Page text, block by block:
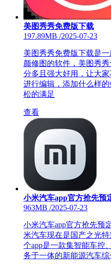
美图秀秀免费版下载
197.89MB /2025-07-23
美图秀秀免费版下载是
颜修图的软件，美图秀
分多且强大好用，让大
进行编辑，添加什么样
松的满足
查看
小米汽车app官方抢先预
963MB /2025-07-23
小米汽车app官方抢先预
米汽车现在是国产之光
个app是一款集智能车控
务于一体的新能源汽车综